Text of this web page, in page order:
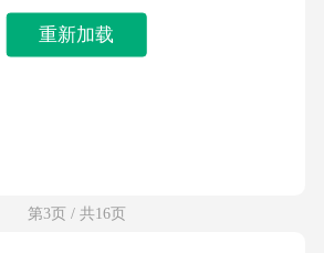
重新加载
第3页 / 共16页